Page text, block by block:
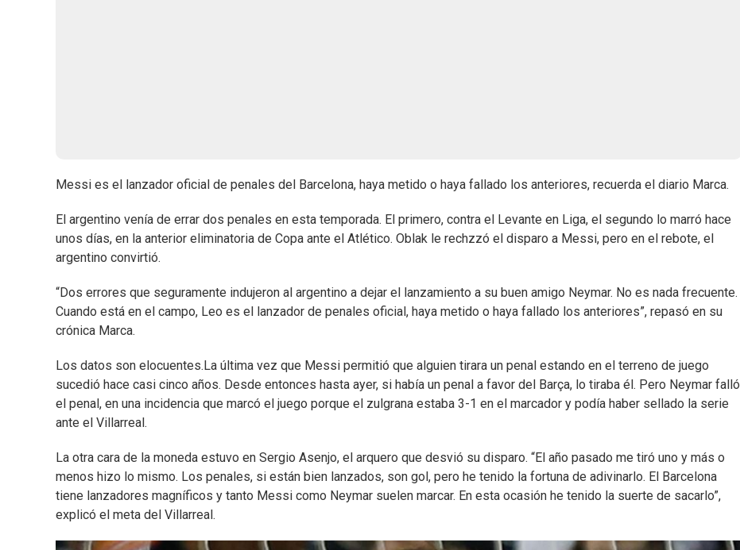
Messi es el lanzador oficial de penales del Barcelona, haya metido o haya fallado los anteriores, recuerda el diario Marca.
El argentino venía de errar dos penales en esta temporada. El primero, contra el Levante en Liga, el segundo lo marró hace
unos días, en la anterior eliminatoria de Copa ante el Atlético. Oblak le rechzzó el disparo a Messi, pero en el rebote, el
argentino convirtió.
“Dos errores que seguramente indujeron al argentino a dejar el lanzamiento a su buen amigo Neymar. No es nada frecuente.
Cuando está en el campo, Leo es el lanzador de penales oficial, haya metido o haya fallado los anteriores”, repasó en su
crónica Marca.
Los datos son elocuentes.La última vez que Messi permitió que alguien tirara un penal estando en el terreno de juego
sucedió hace casi cinco años. Desde entonces hasta ayer, si había un penal a favor del Barça, lo tiraba él. Pero Neymar falló
el penal, en una incidencia que marcó el juego porque el zulgrana estaba 3-1 en el marcador y podía haber sellado la serie
ante el Villarreal.
La otra cara de la moneda estuvo en Sergio Asenjo, el arquero que desvió su disparo. “El año pasado me tiró uno y más o
menos hizo lo mismo. Los penales, si están bien lanzados, son gol, pero he tenido la fortuna de adivinarlo. El Barcelona
tiene lanzadores magníficos y tanto Messi como Neymar suelen marcar. En esta ocasión he tenido la suerte de sacarlo”,
explicó el meta del Villarreal.